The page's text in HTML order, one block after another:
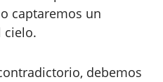
captaremos un
cielo.
debemos